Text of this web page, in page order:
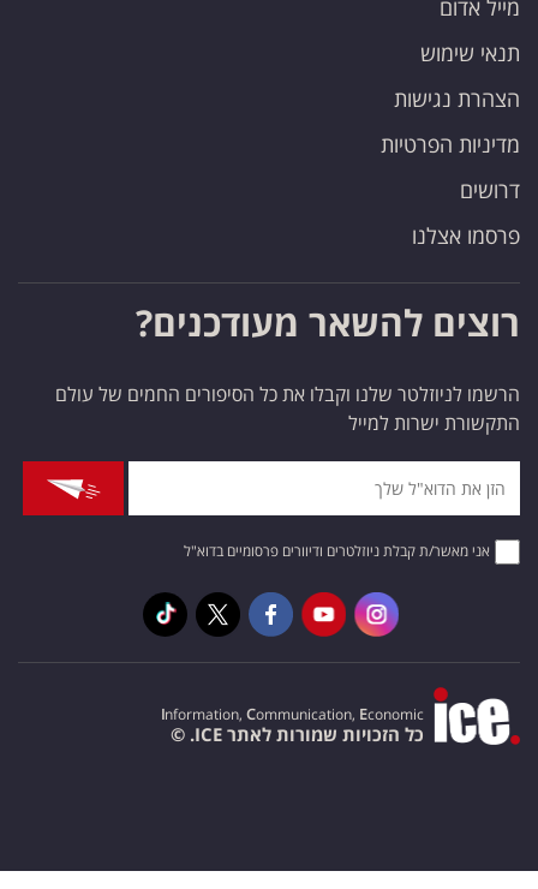
מייל אדום
תנאי שימוש
הצהרת נגישות
מדיניות הפרטיות
דרושים
פרסמו אצלנו
רוצים להשאר מעודכנים?
הרשמו לניוזלטר שלנו וקבלו את כל הסיפורים החמים של עולם
התקשורת ישרות למייל
אני מאשר/ת קבלת ניוזלטרים ודיוורים פרסומיים בדוא"ל
Information, Communication, Economic
כל הזכויות שמורות לאתר ICE. ©